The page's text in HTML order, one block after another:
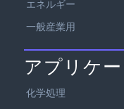
エネルギー
一般産業用
アプリケ
化学処理